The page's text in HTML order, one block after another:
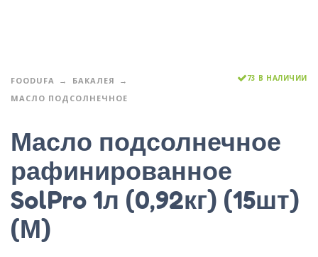
FOODUFA
БАКАЛЕЯ
МАСЛО ПОДСОЛНЕЧНОЕ
73 В НАЛИЧИИ
Масло подсолнечное
рафинированное
SolPro 1л (0,92кг) (15шт)
(М)